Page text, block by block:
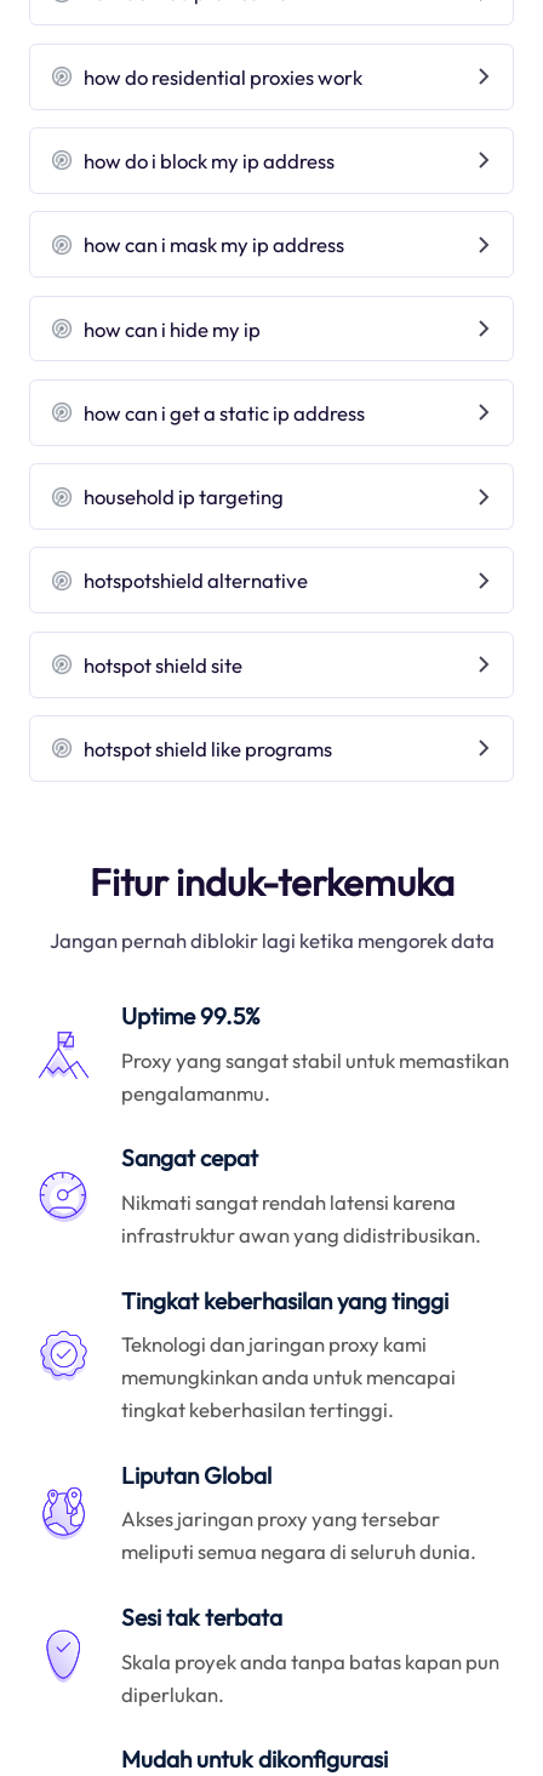
how do residential proxies work
how do i block my ip address
how can i mask my ip address
how can i hide my ip
how can i get a static ip address
household ip targeting
hotspotshield alternative
hotspot shield site
hotspot shield like programs
Fitur induk-terkemuka
Jangan pernah diblokir lagi ketika mengorek data
Uptime 99.5%
Proxy yang sangat stabil untuk memastikan
pengalamanmu.
Sangat cepat
Nikmati sangat rendah latensi karena
infrastruktur awan yang didistribusikan.
Tingkat keberhasilan yang tinggi
Teknologi dan jaringan proxy kami
memungkinkan anda untuk mencapai
tingkat keberhasilan tertinggi.
Liputan Global
Akses jaringan proxy yang tersebar
meliputi semua negara di seluruh dunia.
Sesi tak terbata
Skala proyek anda tanpa batas kapan pun
diperlukan.
Mudah untuk dikonfigurasi